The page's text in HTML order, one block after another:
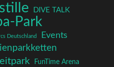
DIVE TALK
Park
Deutschland Events
FunTime Arena